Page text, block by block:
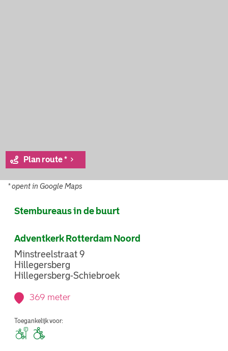
Plan route *
* opent in Google Maps
Stembureaus in de buurt
Adventkerk Rotterdam Noord
Minstreelstraat 9
Hillegersberg
Hillegersberg-Schiebroek
369 meter
Toegankelijk voor: